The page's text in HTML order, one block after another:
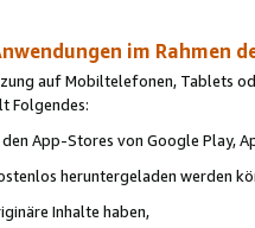
im Rahmen
auf Mobiltelefonen, Tablets
Folgendes:
den App-Stores von Google Play,
heruntergeladen werden
Inhalte haben,